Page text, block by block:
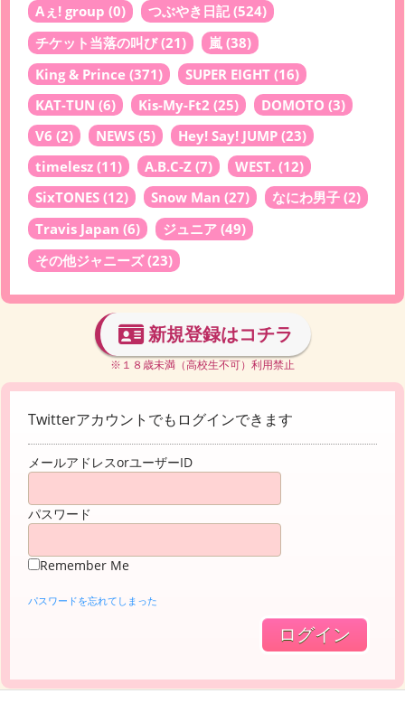
Aぇ! group (0) つぶやき日記(524)
チケット当落の叫び(21) 嵐 (38)
King & Prince (371) SUPER EIGHT (16)
KAT-TUN (6) Kis-My-Ft2 (25) DOMOTO (3)
V6 (2) NEWS (5) Hey! Say! JUMP (23)
timelesz (11) A.B.C-Z (7) WEST. (12)
SixTONES (12) Snow Man (27) なにわ男子 (2)
Travis Japan (6) ジュニア (49)
その他ジャニーズ(23)
新規登録はコチラ
※１８歳未満（高校生不可）利用禁止
Twitterアカウントでもログインできます
メールアドレスorユーザーID
パスワード
Remember Me
パスワードを忘れてしまった